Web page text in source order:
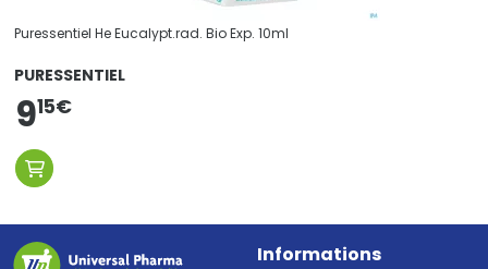
Puressentiel He Eucalypt.rad. Bio Exp. 10ml
PURESSENTIEL
915€
Informations